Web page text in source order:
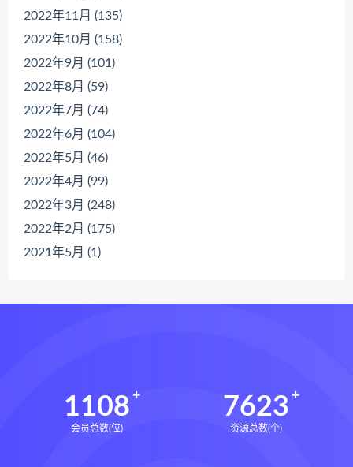
2022年11月 (135)
2022年10月 (158)
2022年9月 (101)
2022年8月 (59)
2022年7月 (74)
2022年6月 (104)
2022年5月 (46)
2022年4月 (99)
2022年3月 (248)
2022年2月 (175)
2021年5月 (1)
1108
会员总数(位)
7623
资源总数(个)